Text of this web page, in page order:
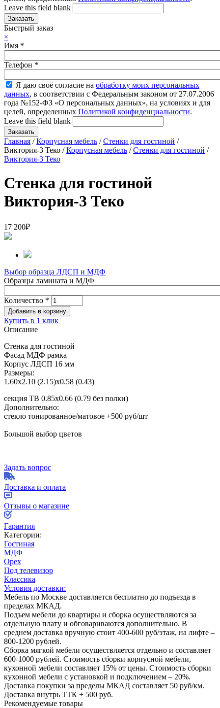
Leave this field blank
Быстрый заказ
×
Имя *
Телефон *
Я даю своё согласие на обработку моих персональных
данных, в соответствии с Федеральным законом от 27.07.2006
года №152-ФЗ «О персональных данных», на условиях и для
целей, определенных Политикой конфиденциальности.
Leave this field blank
Главная /Корпусная мебель /Стенки для гостиной /
Виктория-3 Теко /Корпусная мебель /Стенки для гостиной /
Виктория-3 Теко
Стенка для гостиной
Виктория-3 Теко
17 200₽
Выбор образца ЛДСП и МДФ
Образцы ламината и МДФ
Количество *
Купить в 1 клик
Описание
Стенка для гостиной
Фасад МДФ рамка
Корпус ЛДСП 16 мм
Размеры:
1.60х2.10 (2.15)х0.58 (0.43)
секция ТВ 0.85х0.66 (0.79 без полки)
Дополнительно:
стекло тонированное/матовое +500 руб/шт
Большой выбор цветов
Задать вопрос
Доставка и оплата
Отзывы о магазине
Гарантия
Категории:
Гостиная
МДФ
Орех
Под телевизор
Классика
Условия доставки:
Мебель по Москве доставляется бесплатно до подъезда в
пределах МКАД.
Подъем мебели до квартиры и сборка осуществляются за
отдельную плату и обговариваются дополнительно. В
среднем доставка вручную стоит 400-600 руб/этаж, на лифте –
800-1200 рублей.
Сборка мягкой мебели осуществляется отдельно и составляет
600-1000 рублей. Стоимость сборки корпусной мебели,
кухонной мебели составляет 15% от цены. Стоимость сборки
кухонной мебели с установкой и подключением – 20%.
Доставка покупки за пределы МКАД составляет 50 руб/км.
Доставка внутрь ТТК + 500 руб.
Рекомендуемые товары